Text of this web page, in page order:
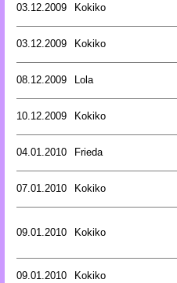
03.12.2009 Kokiko
03.12.2009 Kokiko
08.12.2009 Lola
10.12.2009 Kokiko
04.01.2010 Frieda
07.01.2010 Kokiko
09.01.2010 Kokiko
09.01.2010 Kokiko